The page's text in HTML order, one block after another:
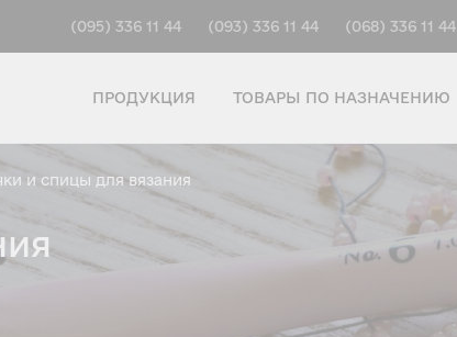
(095) 336 11 44 (093) 336 11 44 (068) 336 11 44
ПРОДУКЦИЯ ТОВАРЫ ПО НАЗНАЧЕНИЮ
и спицы для вязания